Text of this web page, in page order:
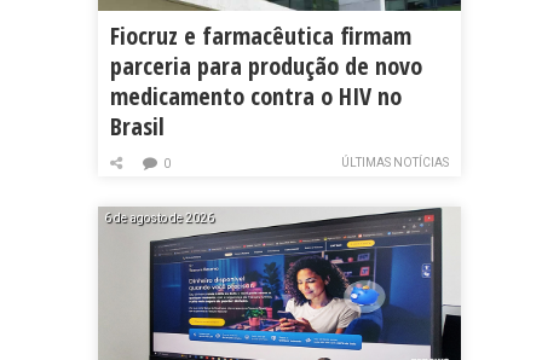
Fiocruz e farmacêutica firmam
parceria para produção de novo
medicamento contra o HIV no
Brasil
ÚLTIMAS NOTÍCIAS
0
6 de agosto de 2026